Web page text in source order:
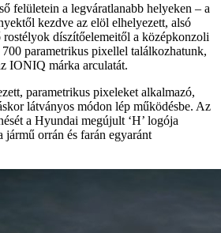
felületein a legváratlanabb helyeken – a
kezdve az elöl elhelyezett, alsó
díszítőelemeitől a középkonzoli
parametrikus pixellel találkozhatunk,
IONIQ márka arculatát.
parametrikus pixeleket alkalmazó,
látványos módon lép működésbe. Az
a Hyundai megújult ‘H’ logója
jármű orrán és farán egyaránt